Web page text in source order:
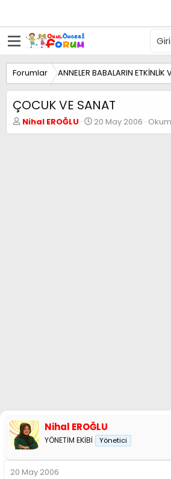
Forumlar ANNELER BABALARIN ETKİNLİK
ÇOCUK VE SANAT
K
o
Nihal EROĞLU
B
a
20 May 2006
Nihal EROĞLU
YÖNETİM EKİBİ Yönetici
20 May 2006